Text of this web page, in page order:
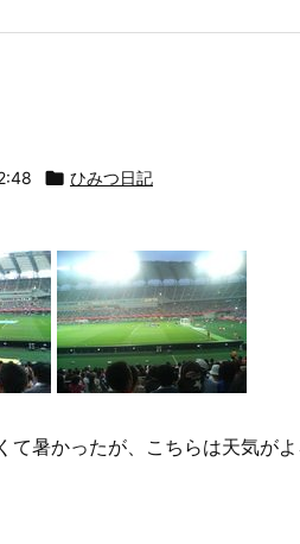
 ひみつ日記
て暑かったが、こちらは天気がよ